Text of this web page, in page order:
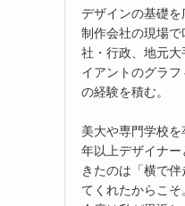
デザインの基礎
制作会社の現場
社・行政、地元
イアントのグラ
の経験を積む。
美大や専門学校
年以上デザイナ
きたのは「横で
てくれたからこそ